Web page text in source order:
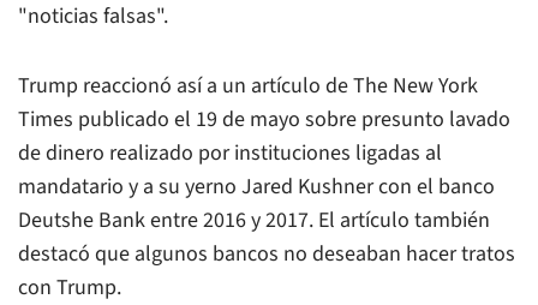
"noticias falsas".
Trump reaccionó así a un artículo de The New York
Times publicado el 19 de mayo sobre presunto lavado
de dinero realizado por instituciones ligadas al
mandatario y a su yerno Jared Kushner con el banco
Deutshe Bank entre 2016 y 2017. El artículo también
destacó que algunos bancos no deseaban hacer tratos
con Trump.